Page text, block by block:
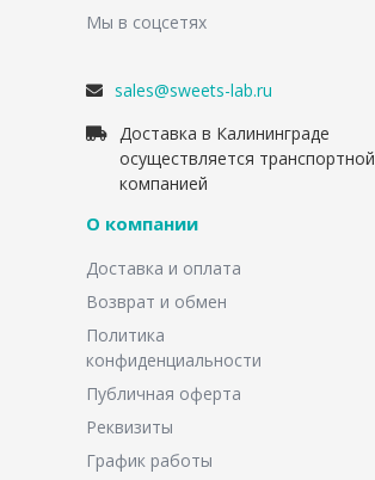
Мы в соцсетях
sales@sweets-lab.ru
Доставка в Калининграде
осуществляется транспортной
компанией
О компании
Доставка и оплата
Возврат и обмен
Политика
конфиденциальности
Публичная оферта
Реквизиты
График работы